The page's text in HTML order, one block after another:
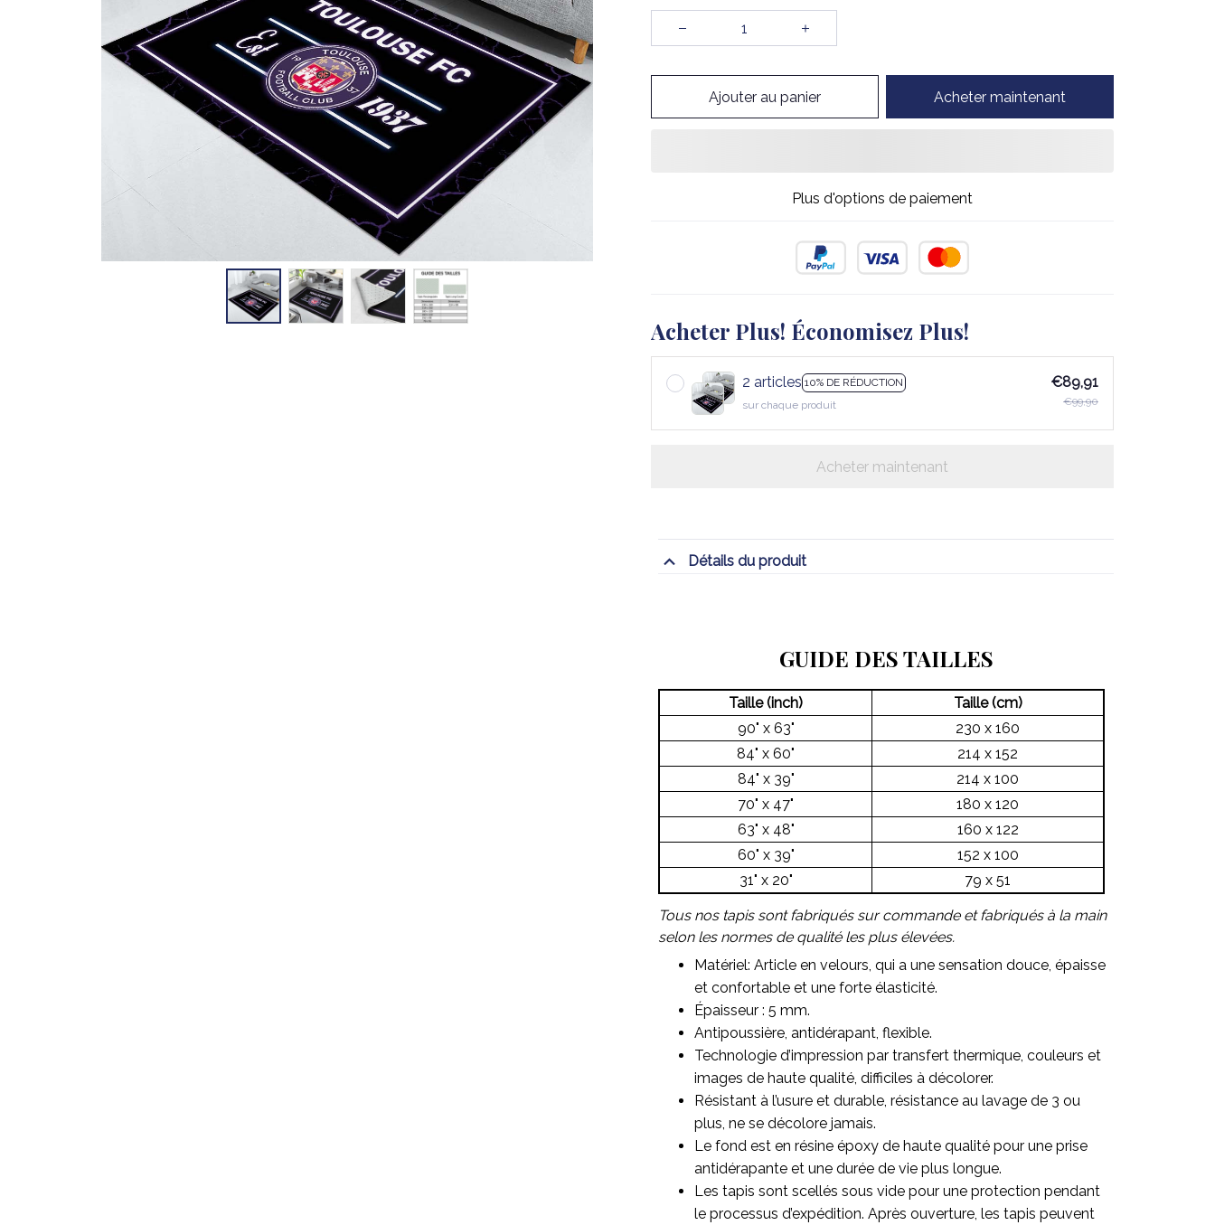
Ajouter au panier Acheter maintenant
Plus d'options de paiement
Acheter Plus! Économisez Plus!
2 articles 10% DE RÉDUCTION
sur chaque produit
€89,91
€99,90
Acheter maintenant
Détails du produit
GUIDE DES TAILLES
Taille (inch)
Taille (cm)
90" x 63"
230 x 160
84" x 60"
214 x 152
84" x 39"
214 x 100
70" x 47"
180 x 120
63" x 48"
160 x 122
60" x 39"
152 x 100
31" x 20"
79 x 51
Tous nos tapis sont fabriqués sur commande et fabriqués à la main
selon les normes de qualité les plus élevées.
Matériel: Article en velours, qui a une sensation douce, épaisse
et confortable et une forte élasticité.
Épaisseur : 5 mm.
Antipoussière, antidérapant, flexible.
Technologie d’impression par transfert thermique, couleurs et
images de haute qualité, difficiles à décolorer.
Résistant à l’usure et durable, résistance au lavage de 3 ou
plus, ne se décolore jamais.
Le fond est en résine époxy de haute qualité pour une prise
antidérapante et une durée de vie plus longue.
Les tapis sont scellés sous vide pour une protection pendant
le processus d’expédition. Après ouverture, les tapis peuvent